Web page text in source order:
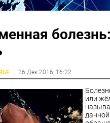
26 Дек 2016 , 16:22
или